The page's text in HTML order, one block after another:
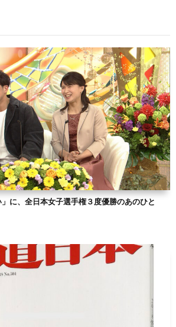
」に、全日本女子選手権３度優勝のあのひと